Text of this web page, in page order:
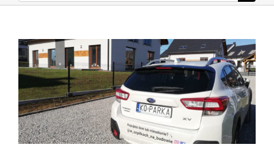
Pokaż
większy
obrazek